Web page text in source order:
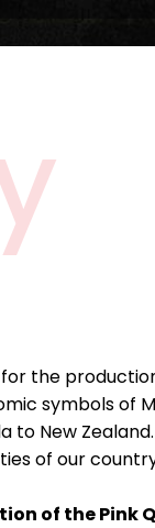
for the
symbols of
to New Zealand.
of our
of the Pink